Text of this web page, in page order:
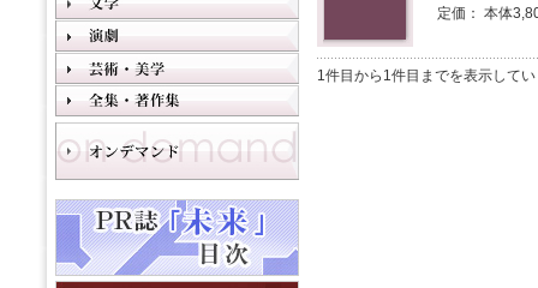
定価： 本体
1件目から1件目までを表示して